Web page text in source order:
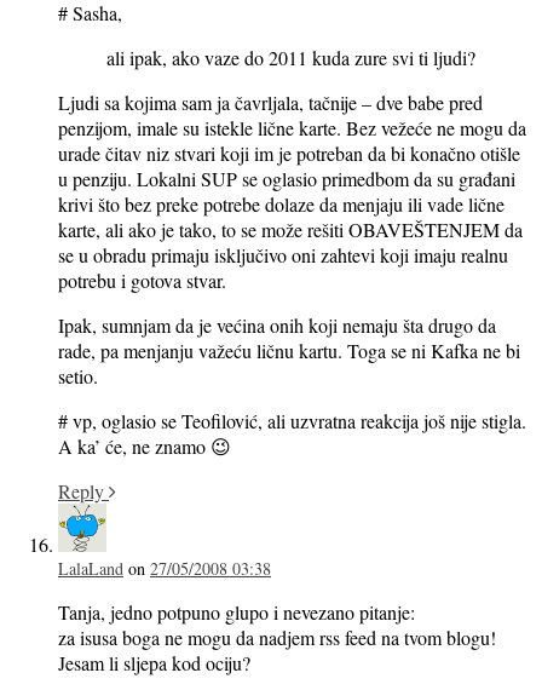
# Sasha,
ali ipak, ako vaze do 2011 kuda zure svi ti ljudi?
Ljudi sa kojima sam ja čavrljala, tačnije – dve babe pred
penzijom, imale su istekle lične karte. Bez vežeće ne mogu da
urade čitav niz stvari koji im je potreban da bi konačno otišle
u penziju. Lokalni SUP se oglasio primedbom da su građani
krivi što bez preke potrebe dolaze da menjaju ili vade lične
karte, ali ako je tako, to se može rešiti OBAVEŠTENJEM da
se u obradu primaju isključivo oni zahtevi koji imaju realnu
potrebu i gotova stvar.
Ipak, sumnjam da je većina onih koji nemaju šta drugo da
rade, pa menjanju važeću ličnu kartu. Toga se ni Kafka ne bi
setio.
# vp, oglasio se Teofilović, ali uzvratna reakcija još nije stigla.
A ka’ će, ne znamo 😉
Reply
LalaLand on 27/05/2008 03:38
Tanja, jedno potpuno glupo i nevezano pitanje:
za isusa boga ne mogu da nadjem rss feed na tvom blogu!
Jesam li sljepa kod ociju?